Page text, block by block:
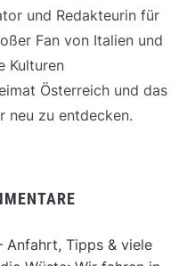
und Redakteurin für
Fan von Italien und
Kulturen
Österreich und das
neu zu entdecken.
Anfahrt, Tipps & viele